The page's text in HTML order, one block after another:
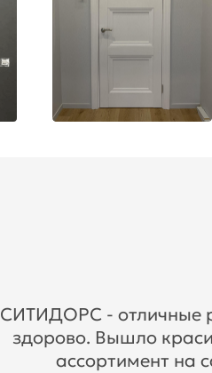
СИТИДОРС - отличные
здорово. Вышло
ассортимент на